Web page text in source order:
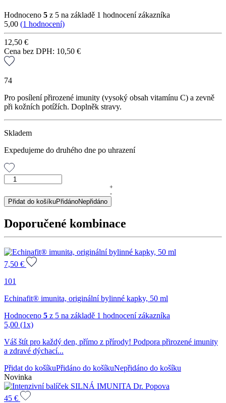
Hodnoceno 5 z 5 na základě 1 hodnocení zákazníka
5,00 (1 hodnocení)
12,50 €
Cena bez DPH: 10,50 €
74
Pro posílení přirozené imunity (vysoký obsah vitamínu C) a zevně
při kožních potížích. Doplněk stravy.
Skladem
Expedujeme do druhého dne po uhrazení
GREPAVIT®
grep
extrakt
jader,
množství
+
-
Přidat do košíkuPřidánoNepřidáno
Doporučené kombinace
7,50 €
101
Echinafit® imunita, originální bylinné kapky, 50 ml
Hodnoceno 5 z 5 na základě 1 hodnocení zákazníka
5,00 (1x)
Váš štít pro každý den, přímo z přírody! Podpora přirozené imunity
a zdravé dýchací...
Přidat do košíkuPřidáno do košíkuNepřidáno do košíku
Novinka
45 €